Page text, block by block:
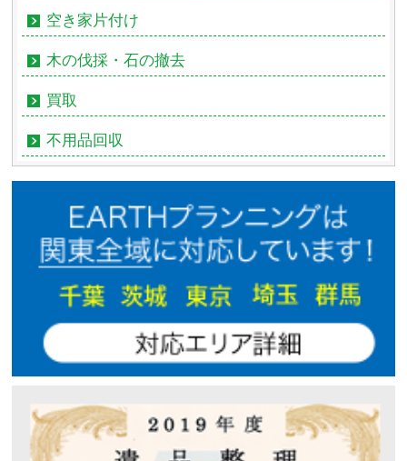
空き家片付け
木の伐採・石の撤去
買取
不用品回収